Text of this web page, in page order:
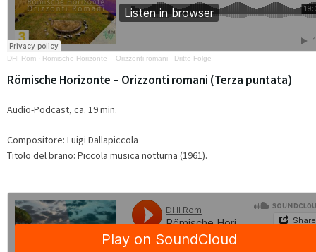
DHI Rom · Römische Horizonte – Orizzonti romani - Dritte Folge
Römische Horizonte – Orizzonti romani (Terza puntata)
Audio-Podcast, ca. 19 min.
Compositore: Luigi Dallapiccola
Titolo del brano: Piccola musica notturna (1961).